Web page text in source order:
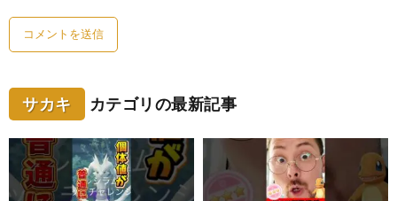
サカキ カテゴリの最新記事